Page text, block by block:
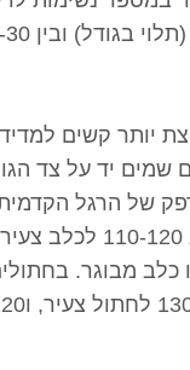
יותר קשים
שמים יד על צד
של הרגל
כלב מבוגר.